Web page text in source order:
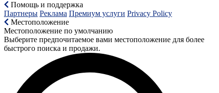
Помощь и поддержка
Партнеры Реклама Премиум услуги Privacy Policy
Местоположение
Местоположение по умолчанию
Выберите предпочитаемое вами местоположение для более
быстрого поиска и продажи.